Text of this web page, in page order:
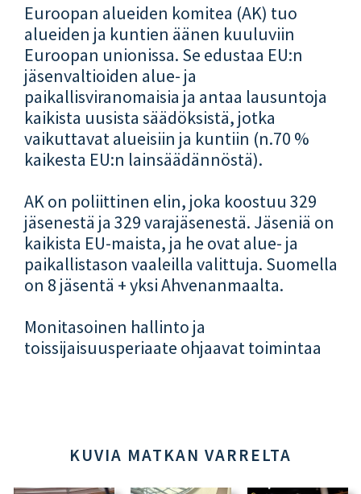
Euroopan alueiden komitea (AK) tuo
alueiden ja kuntien äänen kuuluviin
Euroopan unionissa. Se edustaa EU:n
jäsenvaltioiden alue- ja
paikallisviranomaisia ja antaa lausuntoja
kaikista uusista säädöksistä, jotka
vaikuttavat alueisiin ja kuntiin (n.70 %
kaikesta EU:n lainsäädännöstä).
AK on poliittinen elin, joka koostuu 329
jäsenestä ja 329 varajäsenestä. Jäseniä on
kaikista EU-maista, ja he ovat alue- ja
paikallistason vaaleilla valittuja. Suomella
on 8 jäsentä + yksi Ahvenanmaalta.
Monitasoinen hallinto ja
toissijaisuusperiaate ohjaavat toimintaa
KUVIA MATKAN VARRELTA